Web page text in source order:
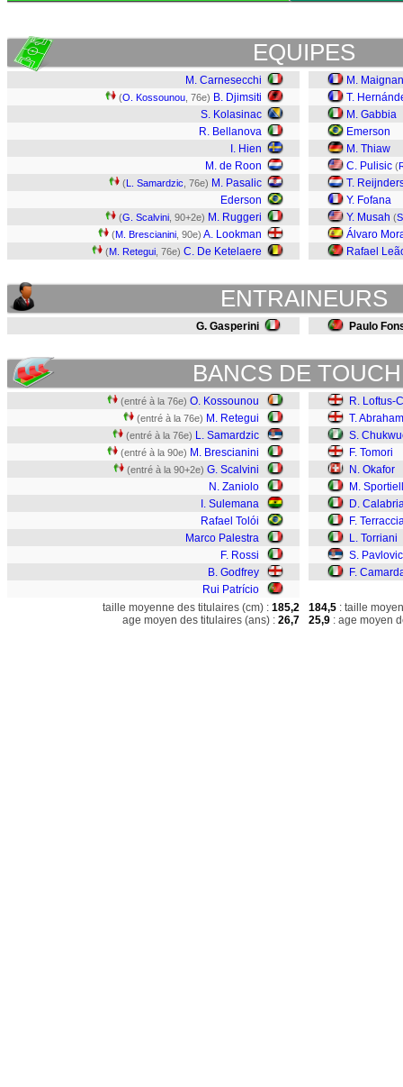
EQUIPES
M. Carnesecchi
(O. Kossounou , 76e) B. Djimsiti
S. Kolasinac
R. Bellanova
I. Hien
M. de Roon
(L. Samardzic , 76e) M. Pasalic
Ederson
(G. Scalvini , 90+2e) M. Ruggeri
(M. Brescianini , 90e) A. Lookman
(M. Retegui , 76e) C. De Ketelaere
M. Maignan
T.
M. Gabbia
Emerson
M. Thiaw
C. Pulisic (
T.
Y. Fofana
Y. Musah (
Álvaro
Rafael
ENTRAINEURS
G. Gasperini Paulo
BANCS DE
(entré à la 76e) O. Kossounou
(entré à la 76e) M. Retegui
(entré à la 76e) L. Samardzic
(entré à la 90e) M. Brescianini
(entré à la 90+2e) G. Scalvini
N. Zaniolo
I. Sulemana
Rafael Tolói
Marco Palestra
F. Rossi
B. Godfrey
Rui Patrício
R. Loftus-
T. Abraham
S.
F. Tomori
N. Okafor
M.
D.
F.
L. Torriani
S. Pavlovic
F.
taille moyenne des titulaires (cm) : 185,2
age moyen des titulaires (ans) : 26,7
184,5 : taille
25,9 : age moyen